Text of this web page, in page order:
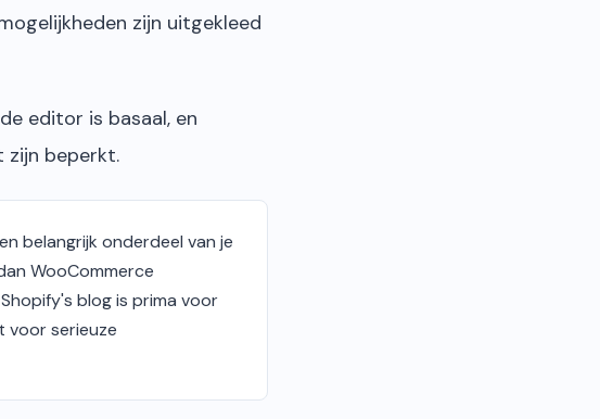
zijn uitgekleed
editor is basaal, en
zijn beperkt.
belangrijk onderdeel van je
WooCommerce
blog is prima voor
voor serieuze